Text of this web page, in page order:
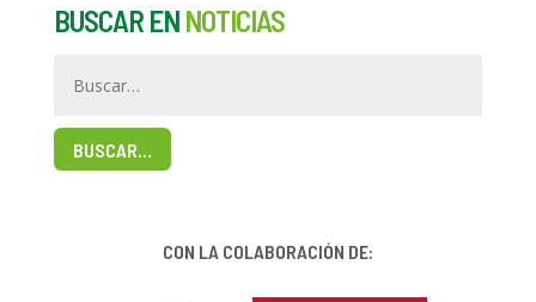
BUSCAR EN NOTICIAS
BUSCAR…
CON LA COLABORACIÓN DE: